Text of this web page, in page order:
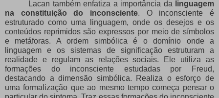
Lacan também enfatiza a importância da
linguagem
na constituição do inconsciente. O inconsciente é
estruturado como uma linguagem, onde os desejos e os
conteúdos reprimidos são expressos por meio de símbolos
e metáforas. A ordem simbólica é o domínio onde a
linguagem e os sistemas de significação estruturam a
realidade e regulam as relações sociais. Ele utiliza as
formações do inconsciente estudadas por Freud,
destacando a dimensão simbólica. Realiza o esforço de
uma formalização que ao mesmo tempo começa pensar o